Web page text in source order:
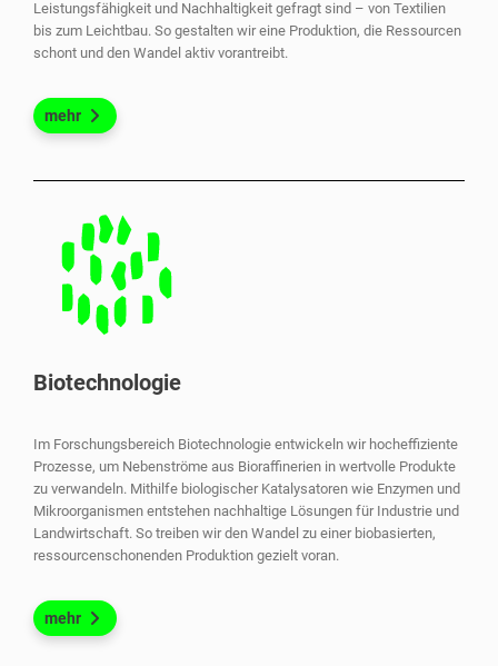
Leistungsfähigkeit und Nachhaltigkeit gefragt sind – von Textilien
bis zum Leichtbau. So gestalten wir eine Produktion, die Ressourcen
schont und den Wandel aktiv vorantreibt.
mehr
Biotechnologie
Im Forschungsbereich Biotechnologie entwickeln wir hocheffiziente
Prozesse, um Nebenströme aus Bioraffinerien in wertvolle Produkte
zu verwandeln. Mithilfe biologischer Katalysatoren wie Enzymen und
Mikroorganismen entstehen nachhaltige Lösungen für Industrie und
Landwirtschaft. So treiben wir den Wandel zu einer biobasierten,
ressourcenschonenden Produktion gezielt voran.
mehr